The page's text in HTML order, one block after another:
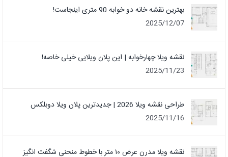
بهترین نقشه خانه دو خوابه 90 متری اینجاست!
2025/12/07
نقشه ویلا چهارخوابه | این پلان ویلایی خیلی خاصه!
2025/11/23
طراحی نقشه ویلا 2026 | جدیدترین پلان ویلا دوبلکس
2025/11/16
نقشه ویلا مدرن عرض ۱۰ متر با خطوط منحنی شگفت انگیز